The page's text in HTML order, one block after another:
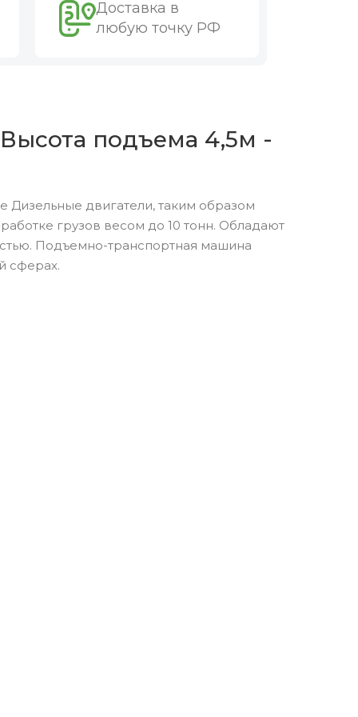
Доставка в
любую точку РФ
подъема 4,5м -
Дизельные двигатели, таким образом
грузов весом до 10 тонн. Обладают
Подъемно-транспортная машина
сферах.